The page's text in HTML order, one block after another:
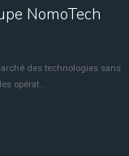
NomoTech
des technologies sans
opérat...